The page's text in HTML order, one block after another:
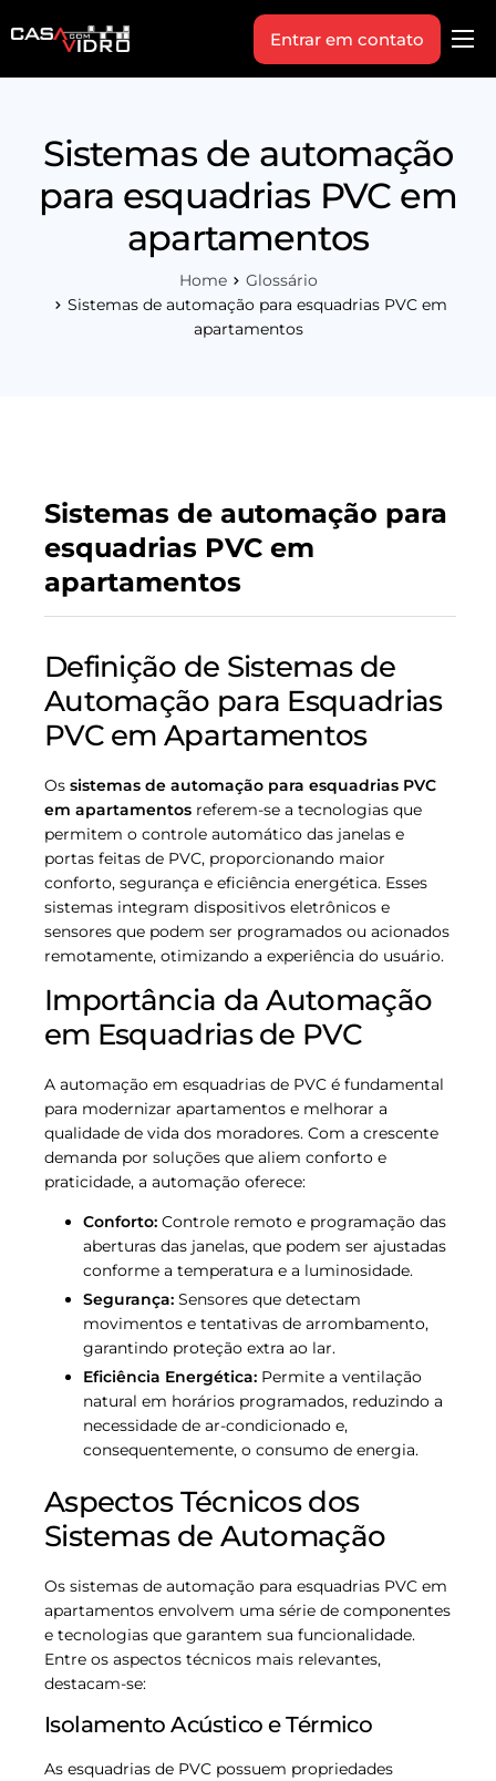
Produtos
Indique+
Blog
Vagas
Entrar em contato
Sistemas de automação
para esquadrias PVC em
apartamentos
Home
Glossário
Sistemas de automação para esquadrias PVC em
apartamentos
Sistemas de automação para
esquadrias PVC em
apartamentos
Definição de Sistemas de
Automação para Esquadrias
PVC em Apartamentos
Os sistemas de automação para esquadrias PVC
em apartamentos referem-se a tecnologias que
permitem o controle automático das janelas e
portas feitas de PVC, proporcionando maior
conforto, segurança e eficiência energética. Esses
sistemas integram dispositivos eletrônicos e
sensores que podem ser programados ou acionados
remotamente, otimizando a experiência do usuário.
Importância da Automação
em Esquadrias de PVC
A automação em esquadrias de PVC é fundamental
para modernizar apartamentos e melhorar a
qualidade de vida dos moradores. Com a crescente
demanda por soluções que aliem conforto e
praticidade, a automação oferece:
Conforto: Controle remoto e programação das
aberturas das janelas, que podem ser ajustadas
conforme a temperatura e a luminosidade.
Segurança: Sensores que detectam
movimentos e tentativas de arrombamento,
garantindo proteção extra ao lar.
Eficiência Energética: Permite a ventilação
natural em horários programados, reduzindo a
necessidade de ar-condicionado e,
consequentemente, o consumo de energia.
Aspectos Técnicos dos
Sistemas de Automação
Os sistemas de automação para esquadrias PVC em
apartamentos envolvem uma série de componentes
e tecnologias que garantem sua funcionalidade.
Entre os aspectos técnicos mais relevantes,
destacam-se:
Isolamento Acústico e Térmico
As esquadrias de PVC possuem propriedades